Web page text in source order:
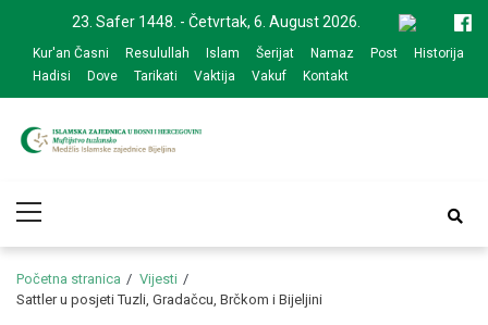
navigation
content
23. Safer 1448. - Četvrtak, 6. August 2026.
Kur'an Časni Resulullah Islam Šerijat Namaz Post
Historija
Hadisi
Dove Tarikati Vaktija Vakuf Kontakt
zajednice Bijeljina
Menu
Početna stranica
Vijesti
Sattler u posjeti Tuzli, Gradačcu, Brčkom i Bijeljini